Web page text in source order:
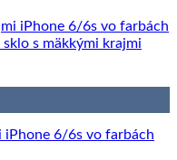
iPhone 6/6s vo farbách